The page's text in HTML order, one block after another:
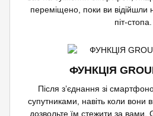
переміщено, поки ви відійшли
піт-стопа.
ФУНКЦІЯ
Після з’єднання зі
супутниками, навіть коли вони
дозвольте їм стежити за вами.